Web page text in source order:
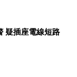
疑插座電線短路